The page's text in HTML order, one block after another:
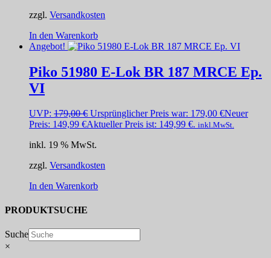
zzgl. Versandkosten
In den Warenkorb
Angebot!
Piko 51980 E-Lok BR 187 MRCE Ep.
VI
UVP: 179,00€ Ursprünglicher Preis war: 179,00 €Neuer
Preis: 149,99 €Aktueller Preis ist: 149,99 €. inkl.MwSt.
inkl. 19 % MwSt.
zzgl. Versandkosten
In den Warenkorb
PRODUKTSUCHE
Suche
×